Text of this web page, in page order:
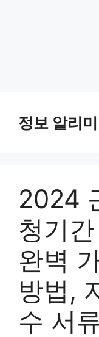
content정보 알리미
2024
청기
완벽
방법,
수 서